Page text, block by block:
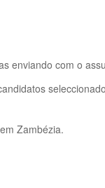
enviando com o
Zambézia.